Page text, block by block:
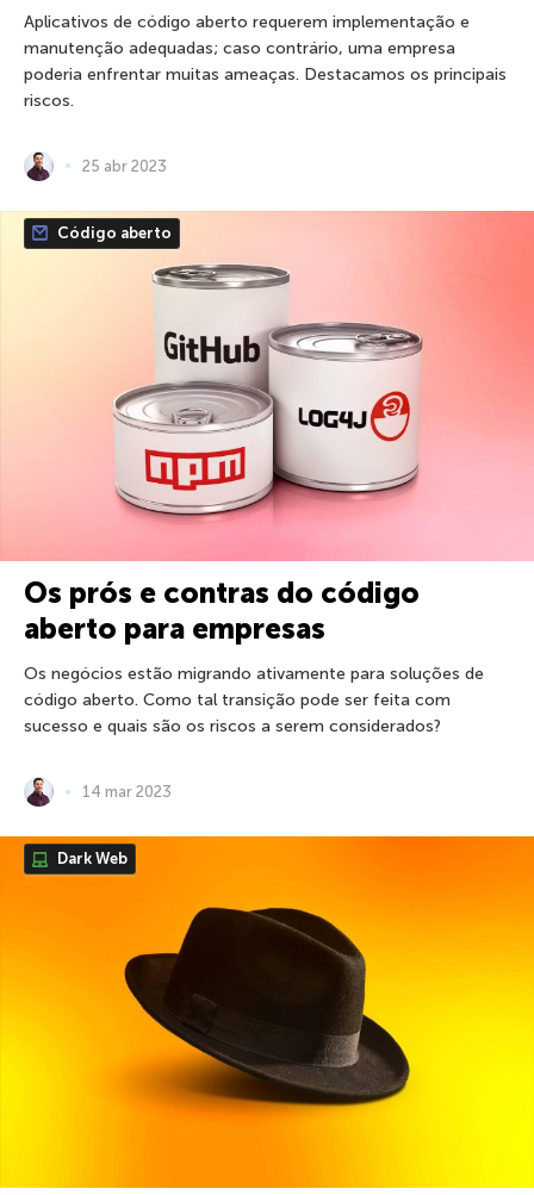
Aplicativos de código aberto requerem implementação e
manutenção adequadas; caso contrário, uma empresa
poderia enfrentar muitas ameaças. Destacamos os principais
riscos.
25 abr 2023
Código aberto
Os prós e contras do código
aberto para empresas
Os negócios estão migrando ativamente para soluções de
código aberto. Como tal transição pode ser feita com
sucesso e quais são os riscos a serem considerados?
14 mar 2023
Dark Web